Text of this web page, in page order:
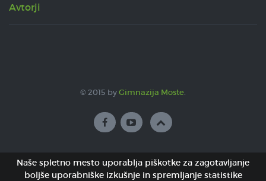
Avtorji
© 2015 byGimnazija Moste.
Naše spletno mesto uporablja piškotke za zagotavljanje
boljše uporabniške izkušnje in spremljanje statistike